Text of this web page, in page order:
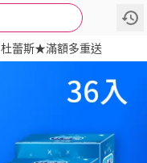
杜蕾斯★滿額多重送